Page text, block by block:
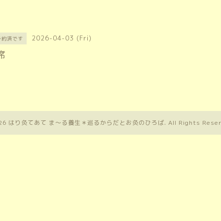
約済です 2026-04-03 (Fri)
はり灸てあて ま〜る養生＊巡るからだとお灸のひろば. All Rights